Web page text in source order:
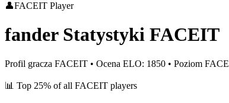
👤FACEIT Player
fander Statystyki FACEIT
Profil gracza FACEIT • Ocena ELO: 1850 • Poziom
📊 Top 25% of all FACEIT players